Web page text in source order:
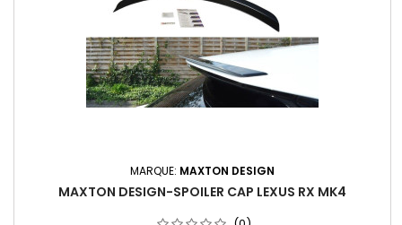
MARQUE: MAXTON DESIGN
MAXTON DESIGN-SPOILER CAP LEXUS RX MK4